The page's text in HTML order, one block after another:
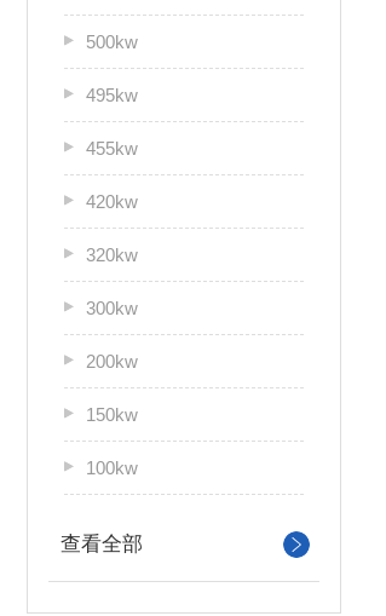
500kw
495kw
455kw
420kw
320kw
300kw
200kw
150kw
100kw
查看全部